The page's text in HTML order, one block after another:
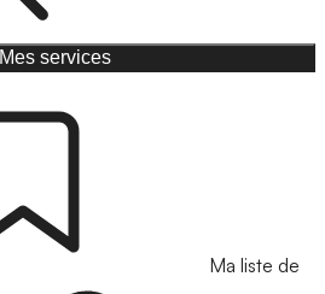
Mes services
Ma liste de